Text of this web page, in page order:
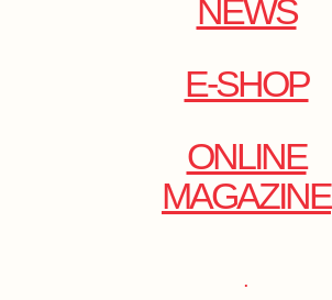
NEWS
E-SHOP
ONLINE
MAGAZINE
.